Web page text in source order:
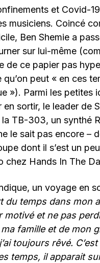
et Covid-
musiciens. Coincé
Ben Shemie a
sur lui-même
de ce papier pas
peut « en ces
»). Parmi les petites
sortir, le leader de
TB-303, un synthé
le sait pas encore –
dont il s’est un
chez Hands In The
un voyage en
du temps dans mon
et ne pas
famille et de mon
toujours rêvé. C’est
temps, il apparait